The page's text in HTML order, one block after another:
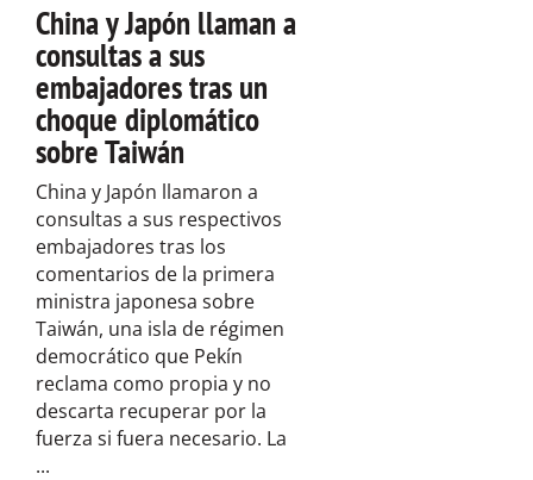
China y Japón llaman a
consultas a sus
embajadores tras un
choque diplomático
sobre Taiwán
China y Japón llamaron a
consultas a sus respectivos
embajadores tras los
comentarios de la primera
ministra japonesa sobre
Taiwán, una isla de régimen
democrático que Pekín
reclama como propia y no
descarta recuperar por la
fuerza si fuera necesario. La
...